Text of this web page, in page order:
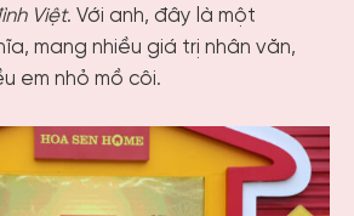
Việt. Với anh, đây là một
mang nhiều giá trị nhân văn,
em nhỏ mồ côi.